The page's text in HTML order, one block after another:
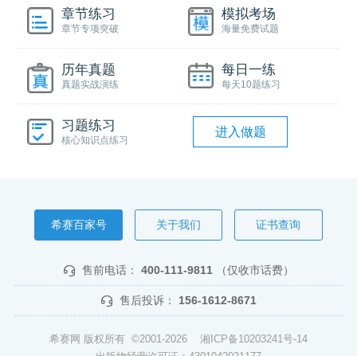
章节练习
章节专项突破
模拟考场
海量免费试题
历年真题
真题实战演练
每日一练
每天10题练习
习题练习
核心知识点练习
进入做题
希赛百家号 关于我们 证书查询
售前电话： 400-111-9811 （仅收市话费）
售后投诉： 156-1612-8671
希赛网 版权所有 ©2001-2026 湘ICP备10203241号-14